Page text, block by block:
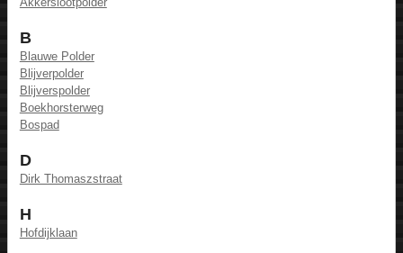
B
Blauwe Polder
Blijverpolder
Blijverspolder
Boekhorsterweg
Bospad
D
Dirk Thomaszstraat
H
Hofdijklaan